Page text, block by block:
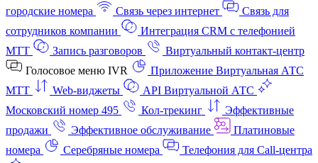
городские номера
Связь через интернет
Связь для
сотрудников компании
Интеграция CRM с телефонией
МТТ
Запись разговоров
Виртуальный контакт‑центр
Голосовое меню IVR
Приложение Виртуальная АТС
МТТ
Web-виджеты
API Виртуальной АТС
Московский номер 495
Кол-трекинг
Эффективные
продажи
Эффективное обслуживание
Платиновые
номера
Серебряные номера
Телефония для Call-центра